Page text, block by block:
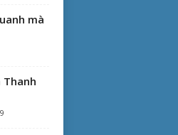
mà
Thanh